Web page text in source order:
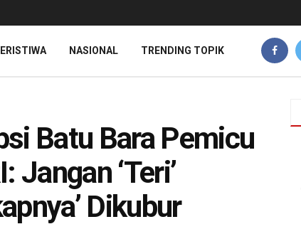
NASIONAL TRENDING TOPIK
Batu Bara Pemicu
Jangan ‘Teri’
Dikubur